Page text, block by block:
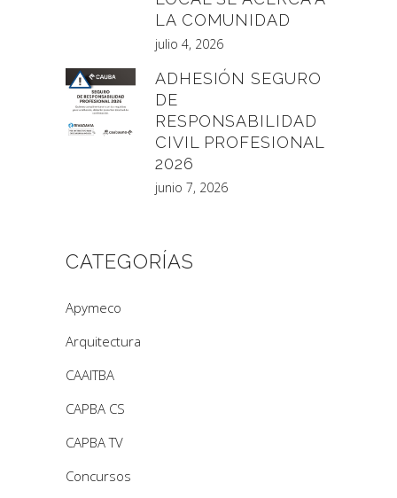
LA COMUNIDAD
julio 4, 2026
ADHESIÓN SEGURO
DE
RESPONSABILIDAD
CIVIL PROFESIONAL
2026
junio 7, 2026
CATEGORÍAS
Apymeco
Arquitectura
CAAITBA
CAPBA CS
CAPBA TV
Concursos